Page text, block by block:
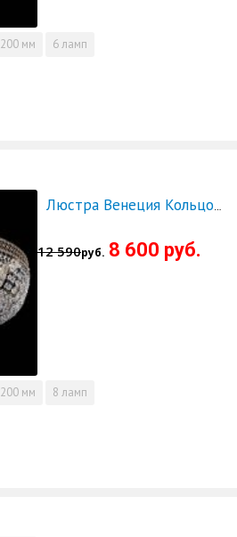
200 мм 6 ламп
12 590руб. 8 600 руб.
200 мм 8 ламп